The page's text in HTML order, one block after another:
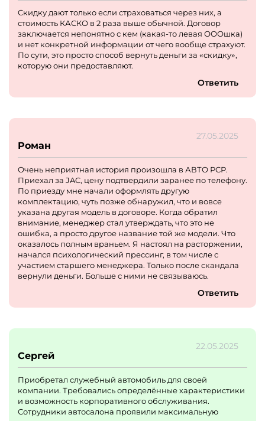
Скидку дают только если страховаться через них, а
стоимость КАСКО в 2 раза выше обычной. Договор
заключается непонятно с кем (какая-то левая ОООшка)
и нет конкретной информации от чего вообще страхуют.
По сути, это просто способ вернуть деньги за «скидку»,
которую они предоставляют.
Ответить
27.05.2025
Роман
Очень неприятная история произошла в АВТО РСР.
Приехал за JAC, цену подтвердили заранее по телефону.
По приезду мне начали оформлять другую
комплектацию, чуть позже обнаружил, что и вовсе
указана другая модель в договоре. Когда обратил
внимание, менеджер стал утверждать, что это не
ошибка, а просто другое название той же модели. Что
оказалось полным враньем. Я настоял на расторжении,
начался психологический прессинг, в том числе с
участием старшего менеджера. Только после скандала
вернули деньги. Больше с ними не связываюсь.
Ответить
22.05.2025
Сергей
Приобретал служебный автомобиль для своей
компании. Требовались определённые характеристики
и возможность корпоративного обслуживания.
Сотрудники автосалона проявили максимальную